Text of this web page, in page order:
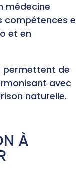
médecine
compétences
et en
permettent de
avec
naturelle.
À